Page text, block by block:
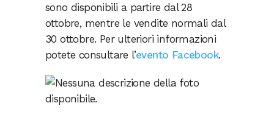
sono disponibili a partire dal 28
ottobre, mentre le vendite normali dal
30 ottobre. Per ulteriori informazioni
potete consultare l’evento Facebook.